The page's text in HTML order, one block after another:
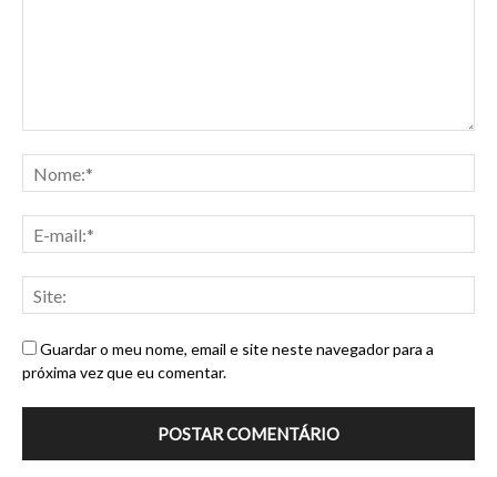
Guardar o meu nome, email e site neste navegador para a
próxima vez que eu comentar.